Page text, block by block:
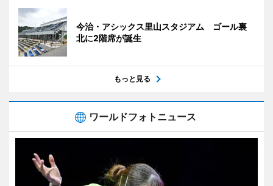
今治・アシックス里山スタジアム ゴール裏
北に2階席が誕生
もっと見る
ワールドフォトニュース